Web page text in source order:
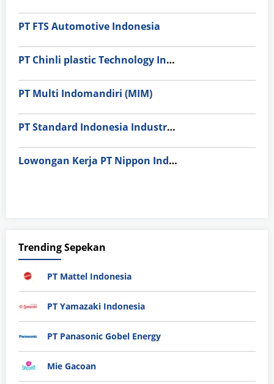
PT FTS Automotive Indonesia
PT Chinli plastic Technology Indonesia
PT Multi Indomandiri (MIM)
PT Standard Indonesia Industry (PT SII)
Lowongan Kerja PT Nippon Indosari Corpindo Tbk. Bulan Agustus 2026
Trending Sepekan
PT Mattel Indonesia
PT Yamazaki Indonesia
PT Panasonic Gobel Energy
Mie Gacoan